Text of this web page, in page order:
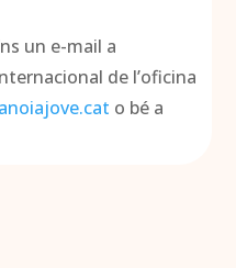
un e-mail a
de l’oficina
o bé a